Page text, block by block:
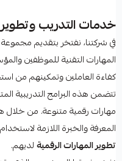
خدمات التدريب وتطوير
في شركتنا، نفتخر بتقديم
المهارات التقنية للموظفين
كفاءة العاملين وتمكينهم من
تتضمن هذه البرامج التدريبية
مهارات رقمية متنوعة. من
المعرفة والخبرة اللازمة
تطوير المهارات الرقميةلديهم.